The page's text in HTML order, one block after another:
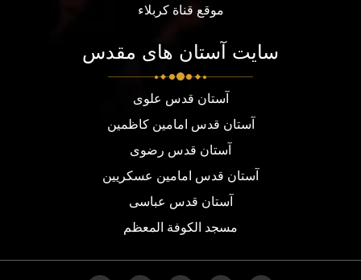
موقع قناة كربلاء
سایت آستان های مقدس
آستان قدس علوی
آستان قدس امامین کاظمین
آستان قدس رضوی
آستان قدس امامین عسکریین
آستان قدس عباسی
مسجد الكوفة المعظم